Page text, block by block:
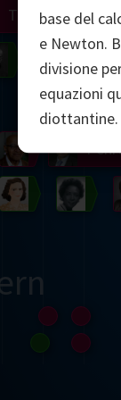
Serre
Robinson
Blackwell
Gardner
Turingbase del
e Newton.
divisione
equazioni
diottantine.